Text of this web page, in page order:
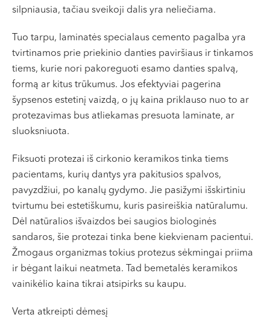
silpniausia, tačiau sveikoji dalis yra neliečiama.
Tuo tarpu, laminatės specialaus cemento pagalba yra
tvirtinamos prie priekinio danties paviršiaus ir tinkamos
tiems, kurie nori pakoreguoti esamo danties spalvą,
formą ar kitus trūkumus. Jos efektyviai pagerina
šypsenos estetinį vaizdą, o jų kaina priklauso nuo to ar
protezavimas bus atliekamas presuota laminate, ar
sluoksniuota.
Fiksuoti protezai iš cirkonio keramikos tinka tiems
pacientams, kurių dantys yra pakitusios spalvos,
pavyzdžiui, po kanalų gydymo. Jie pasižymi išskirtiniu
tvirtumu bei estetiškumu, kuris pasireiškia natūralumu.
Dėl natūralios išvaizdos bei saugios biologinės
sandaros, šie protezai tinka bene kiekvienam pacientui.
Žmogaus organizmas tokius protezus sėkmingai priima
ir bėgant laikui neatmeta. Tad bemetalės keramikos
vainikėlio kaina tikrai atsipirks su kaupu.
Verta atkreipti dėmesį